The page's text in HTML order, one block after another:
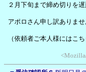
２月下旬まで締め切りを
アポロさん申し訳ありま
（依頼者ご本人様にはこ